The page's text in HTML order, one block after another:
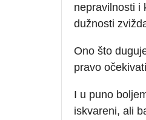
nepravilnosti i
dužnosti
Ono što
pravo
I u puno
iskvareni, ali